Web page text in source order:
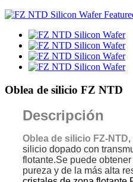
Oblea de silicio FZ NTD
Descripción
Oblea de silicio FZ-NTD,
silicio dopado con
flotante.Se puede
pureza y de la más alta